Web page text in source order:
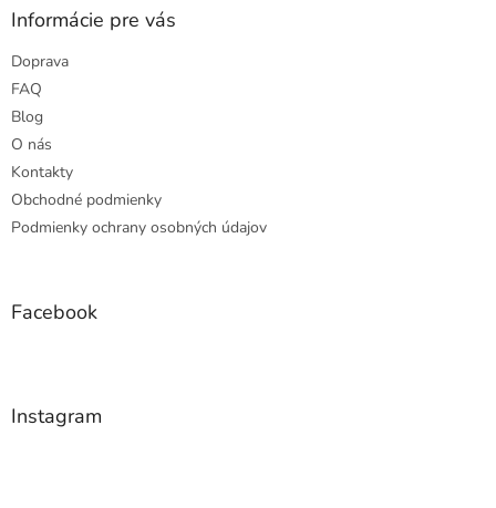
Informácie pre vás
Doprava
FAQ
Blog
O nás
Kontakty
Obchodné podmienky
Podmienky ochrany osobných údajov
Facebook
Instagram